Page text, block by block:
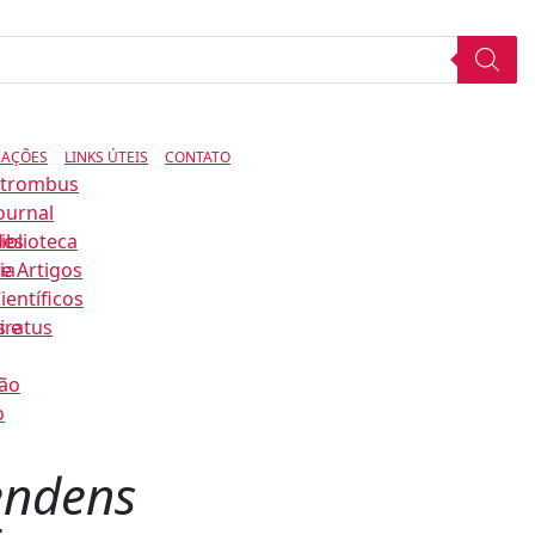
e
Artigos
LINKS ÚTEIS CONTATO